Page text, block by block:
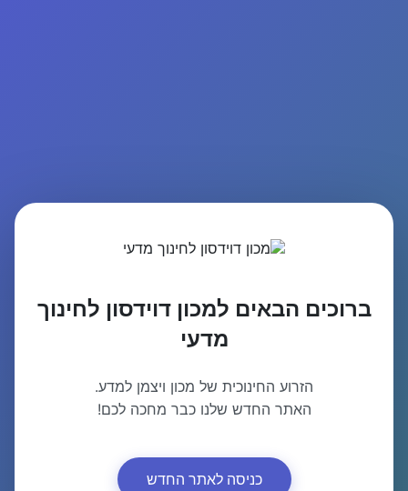
ברוכים הבאים למכון דוידסון לחינוך
מדעי
הזרוע החינוכית של מכון ויצמן למדע.
האתר החדש שלנו כבר מחכה לכם!
כניסה לאתר החדש